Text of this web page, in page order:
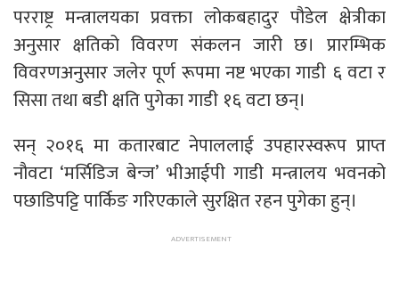
परराष्ट्र मन्त्रालयका प्रवक्ता लोकबहादुर पौडेल क्षेत्रीका
अनुसार क्षतिको विवरण संकलन जारी छ। प्रारम्भिक
विवरणअनुसार जलेर पूर्ण रूपमा नष्ट भएका गाडी ६ वटा र
सिसा तथा बडी क्षति पुगेका गाडी १६ वटा छन्।
सन् २०१६ मा कतारबाट नेपाललाई उपहारस्वरूप प्राप्त
नौवटा ‘मर्सिडिज बेन्ज’ भीआईपी गाडी मन्त्रालय भवनको
पछाडिपट्टि पार्किङ गरिएकाले सुरक्षित रहन पुगेका हुन्।